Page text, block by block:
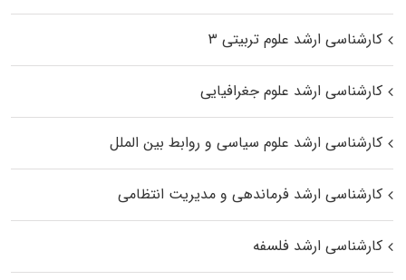
کارشناسی ارشد علوم تربیتی ۳
کارشناسی ارشد علوم جغرافیایی
کارشناسی ارشد علوم سیاسی و روابط بین الملل
کارشناسی ارشد فرماندهی و مدیریت انتظامی
کارشناسی ارشد فلسفه